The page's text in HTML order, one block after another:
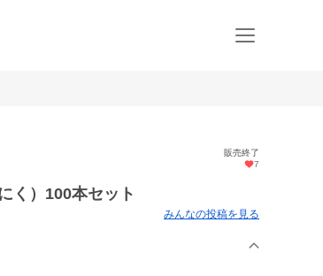
販売終了
7
く）100本セット
みんなの投稿を見る